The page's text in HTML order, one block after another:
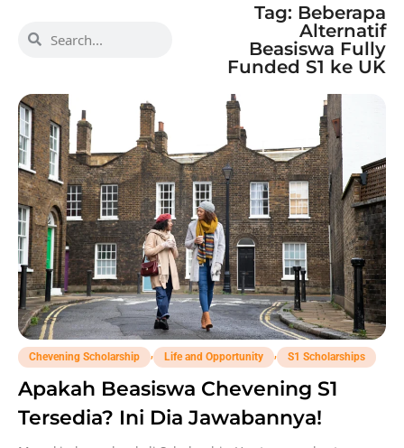
Tag: Beberapa
Alternatif
Beasiswa Fully
Funded S1 ke UK
Chevening Scholarship Life and Opportunity S1 Scholarships
Apakah Beasiswa Chevening S1
Tersedia? Ini Dia Jawabannya!